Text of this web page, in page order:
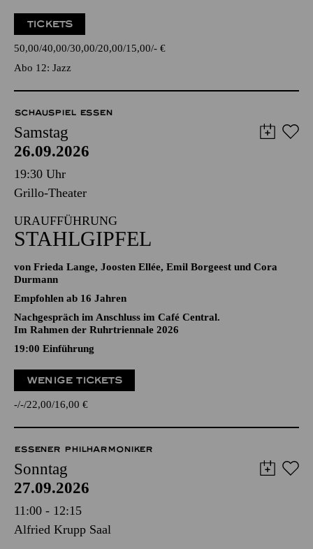
TICKETS
50,00 40,00 30,00 20,00 15,00 - €
Abo 12: Jazz
SCHAUSPIEL ESSEN
Samstag
26.09.2026
19:30 Uhr
Grillo-Theater
URAUFFÜHRUNG
STAHLGIPFEL
von Frieda Lange, Joosten Ellée, Emil Borgeest und Cora
Durmann
Empfohlen ab 16 Jahren
Nachgespräch im Anschluss im Café Central.
Im Rahmen der Ruhrtriennale 2026
19:00 Einführung
WENIGE TICKETS
- - 22,00 16,00 €
ESSENER PHILHARMONIKER
Sonntag
27.09.2026
11:00 - 12:15
Alfried Krupp Saal